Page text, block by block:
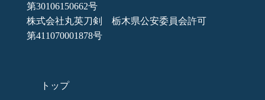
第30106150662号
株式会社丸英刀剣 栃木県公安委員会許可
第411070001878号
トップ